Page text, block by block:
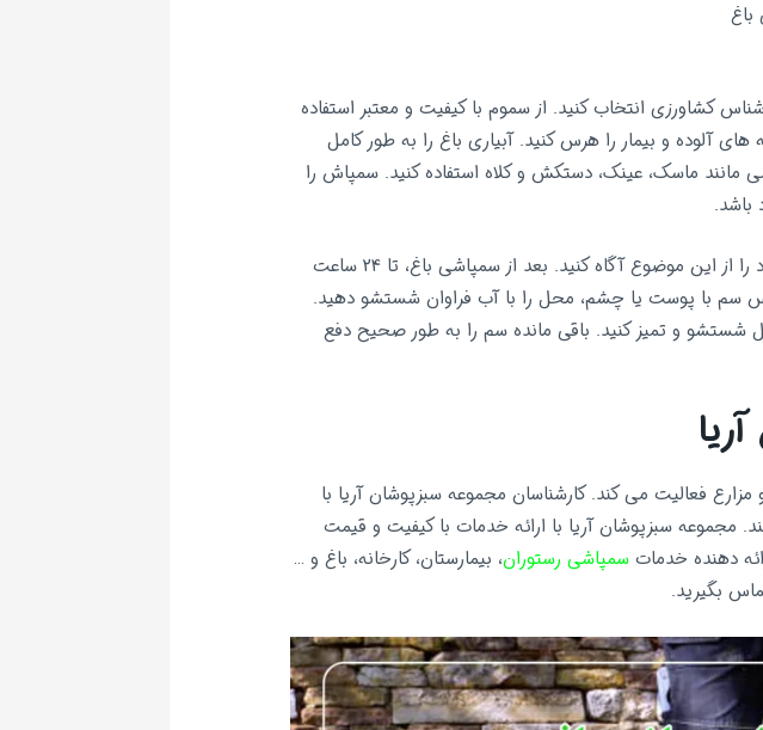
باغ
کشاورزی انتخاب کنید. از سموم با کیفیت و معتبر استفاده
آلوده و بیمار را هرس کنید. آبیاری باغ را به طور کامل
ماسک، عینک، دستکش و کلاه استفاده کنید. سمپاش را
باشد.
از سمپاشی در ساعات گرم روز خودداری کنید. قبل از سمپاشی، همسایگان خود را از این موضوع آگاه کنید. بعد از سمپاشی باغ، تا 24 ساعت
سم با پوست یا چشم، محل را با آب فراوان شستشو دهید.
و تمیز کنید. باقی مانده سم را به طور صحیح دفع
فعالیت می کند. کارشناسان مجموعه سبزپوشان آریا با
سبزپوشان آریا با ارائه خدمات با کیفیت و قیمت
دهنده خدماتسمپاشی رستوران، بیمارستان، کارخانه، باغ و …
بگیرید.